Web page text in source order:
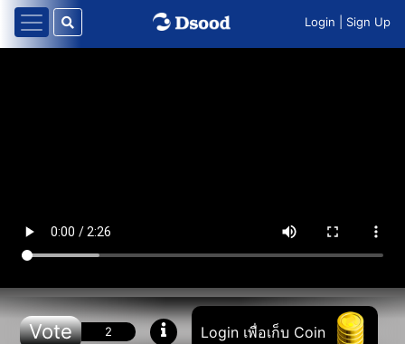
Login Sign Up
Vote 2 Login เพื่อเก็บ Coin